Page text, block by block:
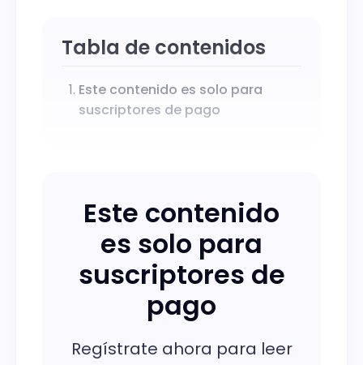
Tabla de contenidos
Este contenido es solo para
suscriptores de pago
Este contenido
es solo para
suscriptores de
pago
Regístrate ahora para leer